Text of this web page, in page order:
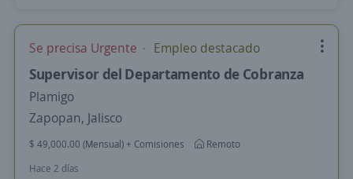
Se precisa Urgente Empleo destacado
Supervisor del Departamento de Cobranza
Plamigo
Zapopan, Jalisco
$ 49,000.00 (Mensual) + Comisiones
Remoto
Hace 2 días